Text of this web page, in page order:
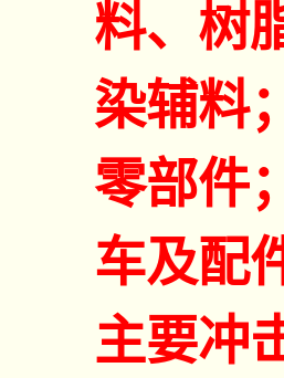
料、树
染辅料
零部件
车及配
主要冲